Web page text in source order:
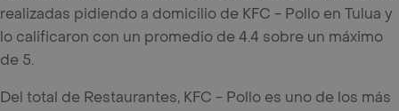
realizadas pidiendo a domicilio de KFC - Pollo en Tulua y
lo calificaron con un promedio de 4.4 sobre un máximo
de 5.
Del total de Restaurantes, KFC - Pollo es uno de los más